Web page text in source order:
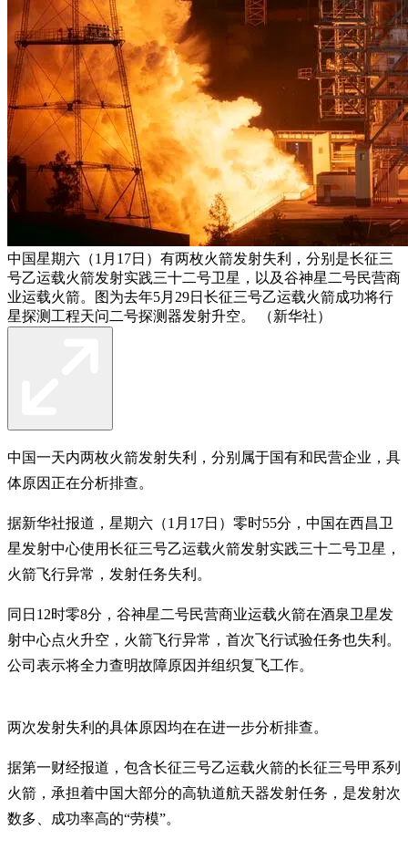
中国星期六（1月17日）有两枚火箭发射失利，分别是长征三
号乙运载火箭发射实践三十二号卫星，以及谷神星二号民营商
业运载火箭。图为去年5月29日长征三号乙运载火箭成功将行
星探测工程天问二号探测器发射升空。 （新华社）
中国一天内两枚火箭发射失利，分别属于国有和民营企业，具
体原因正在分析排查。
据新华社报道，星期六（1月17日）零时55分，中国在西昌卫
星发射中心使用长征三号乙运载火箭发射实践三十二号卫星，
火箭飞行异常，发射任务失利。
同日12时零8分，谷神星二号民营商业运载火箭在酒泉卫星发
射中心点火升空，火箭飞行异常，首次飞行试验任务也失利。
公司表示将全力查明故障原因并组织复飞工作。
两次发射失利的具体原因均在在进一步分析排查。
据第一财经报道，包含长征三号乙运载火箭的长征三号甲系列
火箭，承担着中国大部分的高轨道航天器发射任务，是发射次
数多、成功率高的“劳模”。